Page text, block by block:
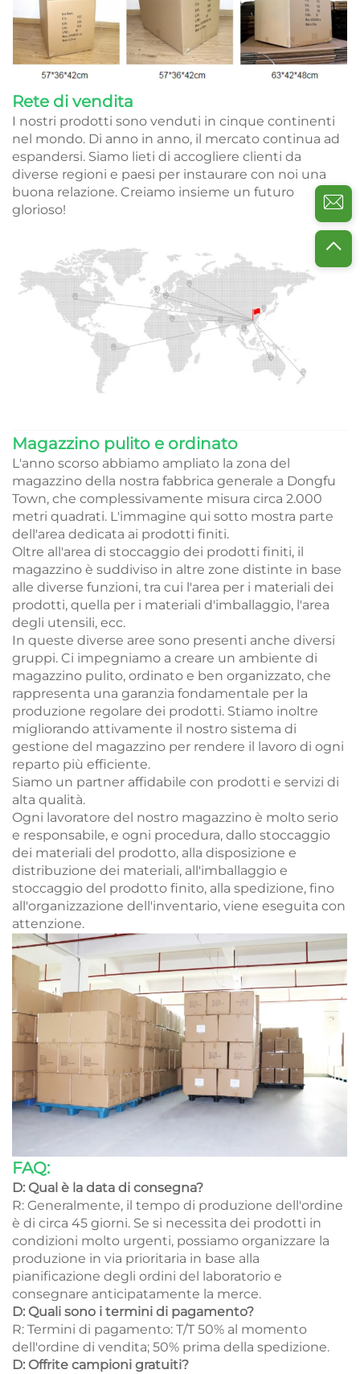
Rete di vendita
I nostri prodotti sono venduti in cinque continenti
nel mondo. Di anno in anno, il mercato continua ad
espandersi. Siamo lieti di accogliere clienti da
diverse regioni e paesi per instaurare con noi una
buona relazione. Creiamo insieme un futuro
glorioso!
Magazzino pulito e ordinato
L'anno scorso abbiamo ampliato la zona del
magazzino della nostra fabbrica generale a Dongfu
Town, che complessivamente misura circa 2.000
metri quadrati. L'immagine qui sotto mostra parte
dell'area dedicata ai prodotti finiti.
Oltre all'area di stoccaggio dei prodotti finiti, il
magazzino è suddiviso in altre zone distinte in base
alle diverse funzioni, tra cui l'area per i materiali dei
prodotti, quella per i materiali d'imballaggio, l'area
degli utensili, ecc.
In queste diverse aree sono presenti anche diversi
gruppi. Ci impegniamo a creare un ambiente di
magazzino pulito, ordinato e ben organizzato, che
rappresenta una garanzia fondamentale per la
produzione regolare dei prodotti. Stiamo inoltre
migliorando attivamente il nostro sistema di
gestione del magazzino per rendere il lavoro di ogni
reparto più efficiente.
Siamo un partner affidabile con prodotti e servizi di
alta qualità.
Ogni lavoratore del nostro magazzino è molto serio
e responsabile, e ogni procedura, dallo stoccaggio
dei materiali del prodotto, alla disposizione e
distribuzione dei materiali, all'imballaggio e
stoccaggio del prodotto finito, alla spedizione, fino
all'organizzazione dell'inventario, viene eseguita con
attenzione.
FAQ:
D: Qual è la data di consegna?
R: Generalmente, il tempo di produzione dell'ordine
è di circa 45 giorni. Se si necessita dei prodotti in
condizioni molto urgenti, possiamo organizzare la
produzione in via prioritaria in base alla
pianificazione degli ordini del laboratorio e
consegnare anticipatamente la merce.
D: Quali sono i termini di pagamento?
R: Termini di pagamento: T/T 50% al momento
dell'ordine di vendita; 50% prima della spedizione.
D: Offrite campioni gratuiti?